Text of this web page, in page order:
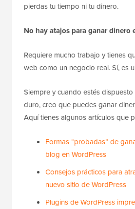
pierdas tu tiempo ni tu dinero.
No hay atajos para ganar dinero
Requiere mucho trabajo y tienes
web como un negocio real. Sí, es
Siempre y cuando estés
duro, creo que puedes ganar
Aquí tienes algunos artículos que
Formas “probadas” de
blog en WordPress
Consejos prácticos para
nuevo sitio de WordPress
Plugins de WordPress